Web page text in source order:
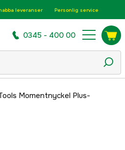
leveranser Personlig service
0345 - 400 00
Momentnyckel Plus-